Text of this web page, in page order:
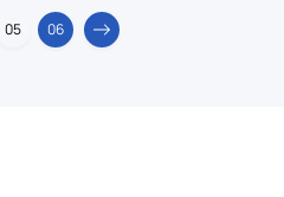
05 06